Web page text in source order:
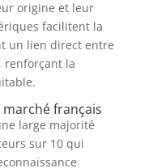
origine et leur
facilitent la
un lien direct entre
renforçant la
français
large majorité
sur 10 qui